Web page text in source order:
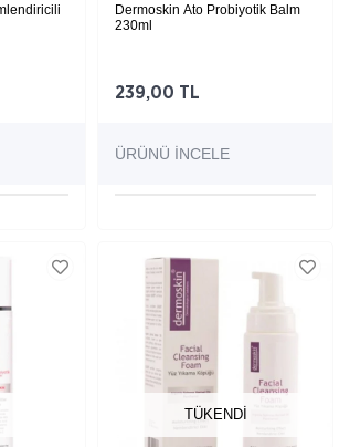
Dermoskin Ato Probiyotik Balm
230ml
239,00 TL
ÜRÜNÜ İNCELE
TÜKENDI